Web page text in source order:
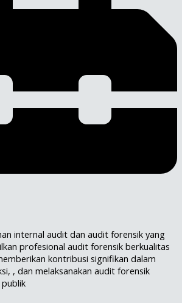
internal audit dan audit forensik yang
profesional audit forensik berkualitas
kontribusi signifikan dalam
, dan melaksanakan audit forensik